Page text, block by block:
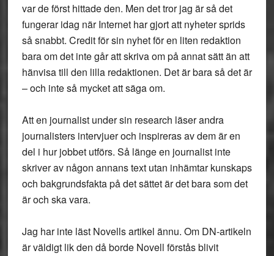
var de först hittade den. Men det tror jag är så det
fungerar idag när Internet har gjort att nyheter sprids
så snabbt. Credit för sin nyhet för en liten redaktion
bara om det inte går att skriva om på annat sätt än att
hänvisa till den lilla redaktionen. Det är bara så det är
– och inte så mycket att säga om.
Att en journalist under sin research läser andra
journalisters intervjuer och inspireras av dem är en
del i hur jobbet utförs. Så länge en journalist inte
skriver av någon annans text utan inhämtar kunskaps
och bakgrundsfakta på det sättet är det bara som det
är och ska vara.
Jag har inte läst Novells artikel ännu. Om DN-artikeln
är väldigt lik den då borde Novell förstås blivit